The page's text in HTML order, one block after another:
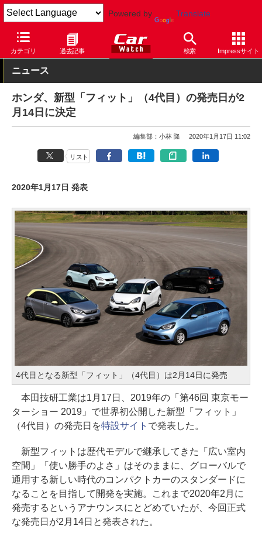
Powered by Translate
カテゴリ 過去記事 検索 Impressサイト
Car Watch 自動車 ホンダ フィット
ニュース
ホンダ、新型「フィット」（4代目）の発売日が2
月14日に決定
編集部：小林 隆 2020年1月17日 11:02
リスト
2020年1月17日 発表
4代目となる新型「フィット」（4代目）は2月14日に発売
本田技研工業は1月17日、2019年の「第46回 東京モー
ターショー 2019」で世界初公開した新型「フィット」
（4代目）の発売日を特設サイト で発表した。
新型フィットは歴代モデルで継承してきた「広い室内
空間」「使い勝手のよさ」はそのままに、グローバルで
通用する新しい時代のコンパクトカーのスタンダードに
なることを目指して開発を実施。これまで2020年2月に
発売するというアナウンスにとどめていたが、今回正式
な発売日が2月14日と発表された。